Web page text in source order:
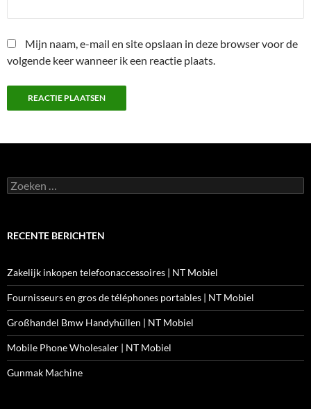
Mijn naam, e-mail en site opslaan in deze browser voor de
volgende keer wanneer ik een reactie plaats.
Zoeken
naar:
RECENTE BERICHTEN
Zakelijk inkopen telefoonaccessoires | NT Mobiel
Fournisseurs en gros de téléphones portables | NT Mobiel
Großhandel Bmw Handyhüllen | NT Mobiel
Mobile Phone Wholesaler | NT Mobiel
Gunmak Machine